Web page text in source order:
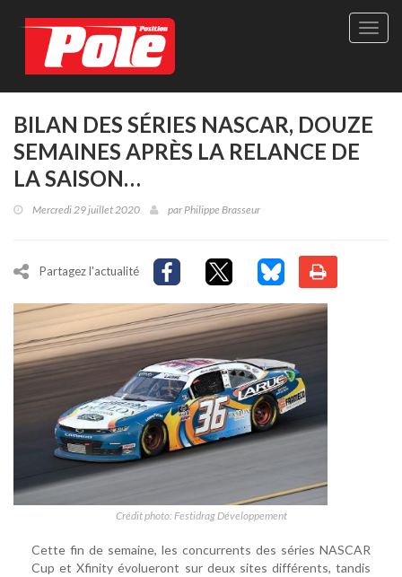
Site
-
BILAN DES SÉRIES NASCAR, DOUZE
SEMAINES APRÈS LA RELANCE DE
LA SAISON…
Mercredi 29 juillet 2020 parPhilippe Brasseur
Partagez l'actualité
Crédit photo: Festidrag Développement
Cette fin de semaine, les concurrents des séries NASCAR
Cup et Xfinity évolueront sur deux sites différents, tandis